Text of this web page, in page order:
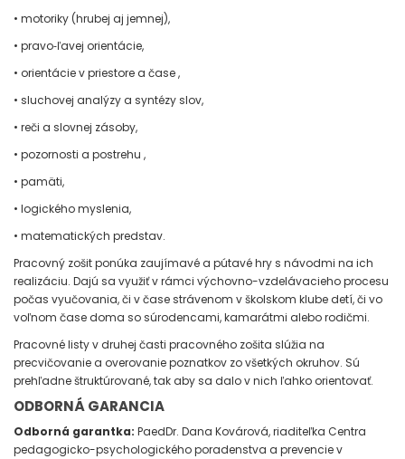
• motoriky (hrubej aj jemnej),
• pravo‑ľavej orientácie,
• orientácie v priestore a čase ,
• sluchovej analýzy a syntézy slov,
• reči a slovnej zásoby,
• pozornosti a postrehu ,
• pamäti,
• logického myslenia,
• matematických predstav.
Pracovný zošit ponúka zaujímavé a pútavé hry s návodmi na ich
realizáciu. Dajú sa využiť v rámci výchovno-vzdelávacieho procesu
počas vyučovania, či v čase strávenom v školskom klube detí, či vo
voľnom čase doma so súrodencami, kamarátmi alebo rodičmi.
Pracovné listy v druhej časti pracovného zošita slúžia na
precvičovanie a overovanie poznatkov zo všetkých okruhov. Sú
prehľadne štruktúrované, tak aby sa dalo v nich ľahko orientovať.
ODBORNÁ GARANCIA
Odborná garantka: PaedDr. Dana Kovárová, riaditeľka Centra
pedagogicko-psychologického poradenstva a prevencie v